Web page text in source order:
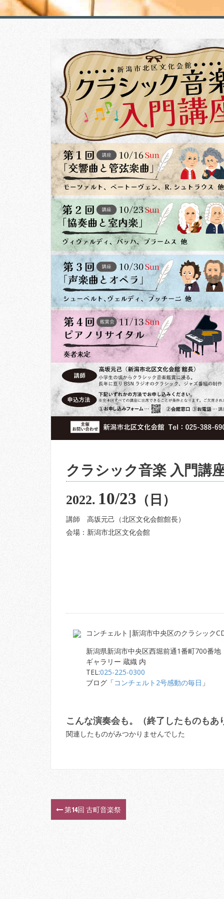
クラシック音楽 入門講
2022. 10/23 （日）
講師 高坂元己（北区文化会館館長）
会場：新潟市北区文化会館
コンチェルト|新潟市中央区のクラシック
新潟県新潟市中央区西堀前通1番町700番地
ギャラリー 蔵織 内
TEL:025-225-0300
ブログ「コンチェルト2号感動の毎日 」
こんな演奏会も。（終了したものもあ
関連したものがみつかりませんでした
P 第14回 古町音楽祭